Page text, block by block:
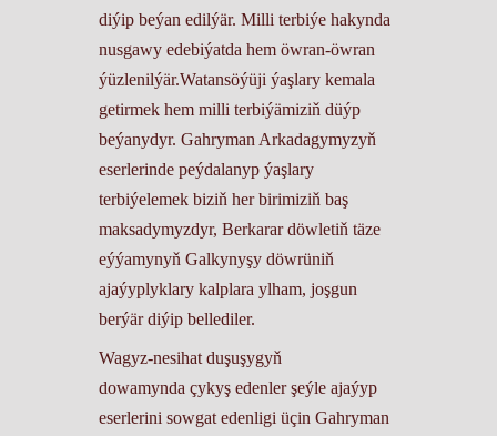
diýip beýan edilýär. Milli terbiýe hakynda
nusgawy edebiýatda hem öwran-öwran
ýüzlenilýär.Watansöýüji ýaşlary kemala
getirmek hem milli terbiýämiziň düýp
beýanydyr. Gahryman Arkadagymyzyň
eserlerinde peýdalanyp ýaşlary
terbiýelemek biziň her birimiziň baş
maksadymyzdyr, Berkarar döwletiň täze
eýýamynyň Galkynyşy döwrüniň
ajaýyplyklary kalplara ylham, joşgun
berýär diýip bellediler.
Wagyz-nesihat duşuşygyň
dowamynda çykyş edenler şeýle ajaýyp
eserlerini sowgat edenligi üçin Gahryman